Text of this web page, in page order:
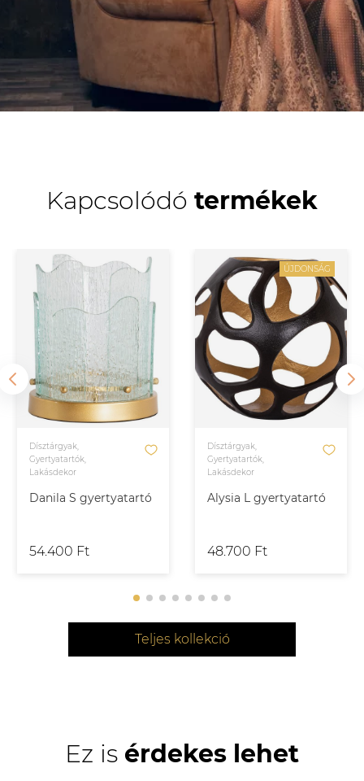
Kapcsolódó termékek
Danila S gyertyatartó
Dísztárgyak,
Gyertyatartók,
Lakásdekor
54.400 Ft
ÚJDONSÁG
Alysia L gyertyatartó
Dísztárgyak,
Gyertyatartók,
Lakásdekor
48.700 Ft
Teljes kollekció
Ez is érdekes lehet